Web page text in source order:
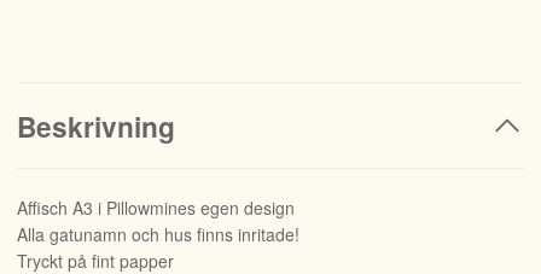
Beskrivning
Affisch A3 i Pillowmines egen design
Alla gatunamn och hus finns inritade!
Tryckt på fint papper